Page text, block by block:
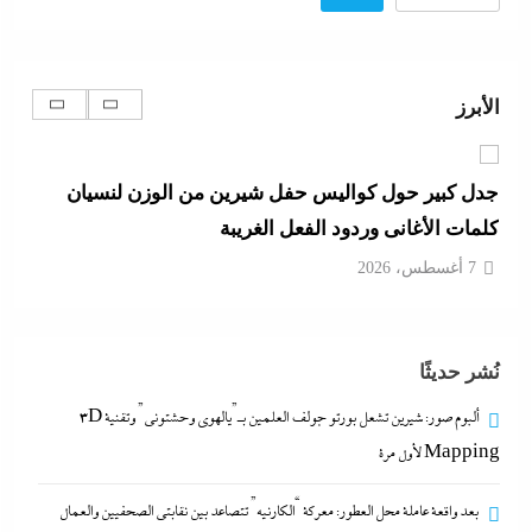
الأبرز
7 أغسطس، 2026
جدل كبير حول كواليس حفل شيرين من الوزن لنسيان
كلمات الأغانى وردود الفعل الغريبة
7 أغسطس، 2026
في الاحتياطي الأجنبي رغم توترات هرمز
7 أغسطس، 2026
وحشتونى” وتقنية 3D Mapping لأول مرة
نُشر حديثًا
ألبوم صور: شيرين تشعل بورتو جولف العلمين بـ”يالهوى وحشتونى” وتقنية 3D
Mapping لأول مرة
بعد واقعة عاملة محل العطور: معركة “الكارنيه” تتصاعد بين نقابتى الصحفيين والعمال